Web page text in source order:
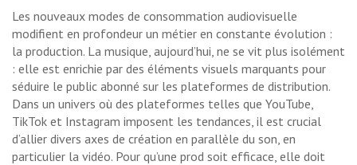
Les nouveaux modes de consommation audiovisuelle
modifient en profondeur un métier en constante évolution :
la production. La musique, aujourd’hui, ne se vit plus isolément
: elle est enrichie par des éléments visuels marquants pour
séduire le public abonné sur les plateformes de distribution.
Dans un univers où des plateformes telles que YouTube,
TikTok et Instagram imposent les tendances, il est crucial
d’allier divers axes de création en parallèle du son, en
particulier la vidéo. Pour qu’une prod soit efficace, elle doit